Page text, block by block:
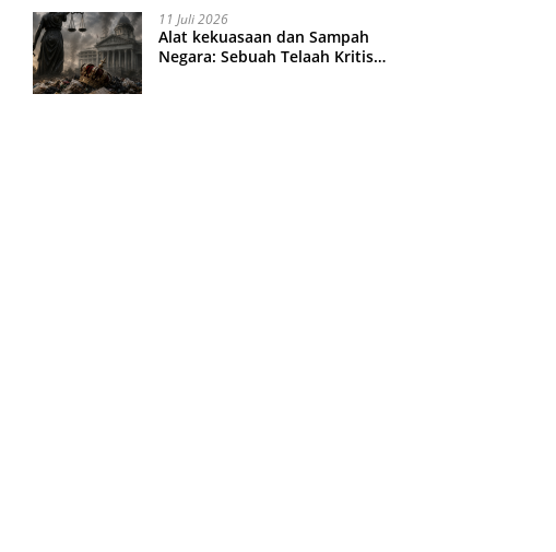
11 Juli 2026
Alat kekuasaan dan Sampah
Negara: Sebuah Telaah Kritis